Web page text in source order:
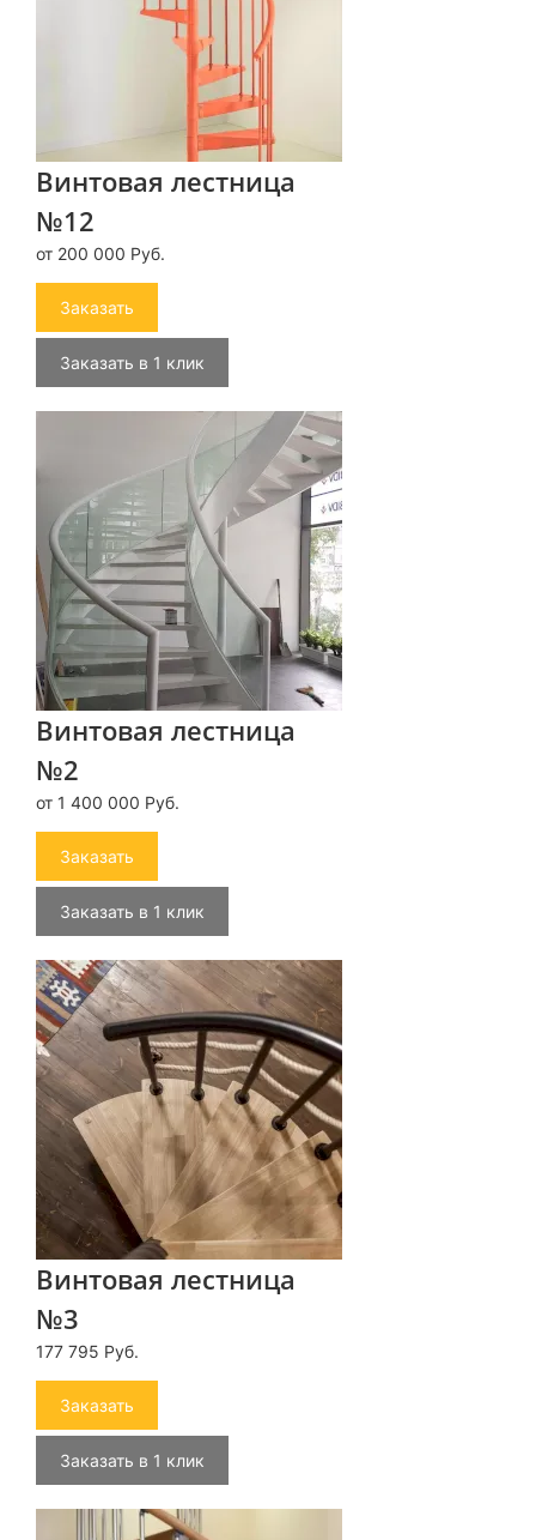
Винтовая лестница
№12
от 200 000 Руб.
Заказать
Заказать в 1 клик
Винтовая лестница
№2
от 1 400 000 Руб.
Заказать
Заказать в 1 клик
Винтовая лестница
№3
177 795 Руб.
Заказать
Заказать в 1 клик